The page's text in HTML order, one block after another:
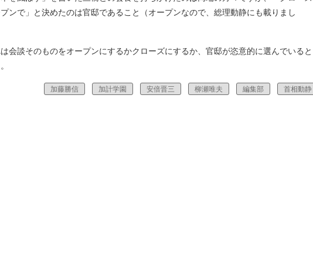
ンで」と決めたのは官邸であること（オープンなので、総理動静にも載りまし
会談そのものをオープンにするかクローズにするか、官邸が恣意的に選んでいると
加藤勝信 加計学園 安倍晋三 柳瀬唯夫 編集部 首相動静